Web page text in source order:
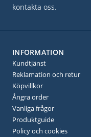
kontakta oss.
INFORMATION
Kundtjänst
Reklamation och retur
Köpvillkor
Ångra order
Vanliga frågor
Produktguide
Policy och cookies